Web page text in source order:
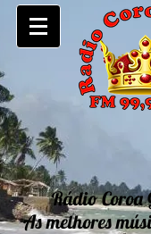
Rádio Coroa
As melhores